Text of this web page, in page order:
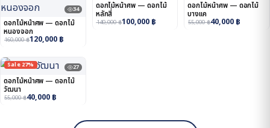
34
ดอกไม้หน้าศพ — ดอกไม้
หนองจอก
160,000฿120,000 ฿
ดอกไม้หน้าศพ — ดอกไม้
หลักสี่
140,000฿100,000 ฿
ดอกไม้หน้าศพ — ดอกไม้
บางแค
55,000฿40,000 ฿
Sale 27% 27
ดอกไม้หน้าศพ — ดอกไม้
วัฒนา
55,000฿40,000 ฿